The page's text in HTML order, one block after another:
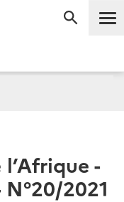
-
2021